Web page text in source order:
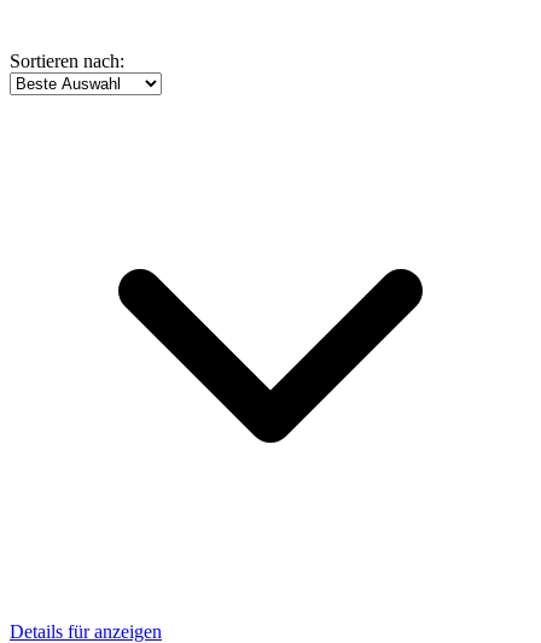
Sortieren nach:
Details für anzeigen